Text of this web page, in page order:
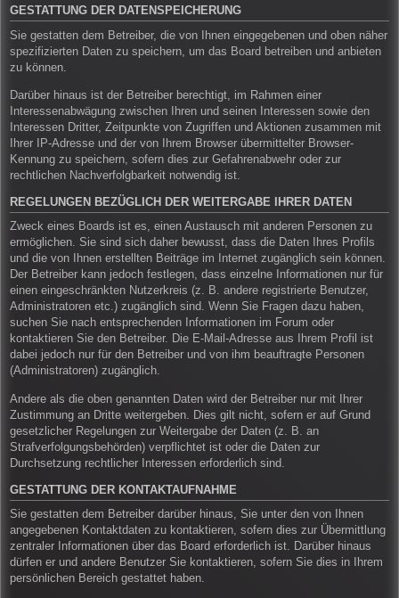
GESTATTUNG DER DATENSPEICHERUNG
Sie gestatten dem Betreiber, die von Ihnen eingegebenen und oben näher
spezifizierten Daten zu speichern, um das Board betreiben und anbieten
zu können.
Darüber hinaus ist der Betreiber berechtigt, im Rahmen einer
Interessenabwägung zwischen Ihren und seinen Interessen sowie den
Interessen Dritter, Zeitpunkte von Zugriffen und Aktionen zusammen mit
Ihrer IP-Adresse und der von Ihrem Browser übermittelter Browser-
Kennung zu speichern, sofern dies zur Gefahrenabwehr oder zur
rechtlichen Nachverfolgbarkeit notwendig ist.
REGELUNGEN BEZÜGLICH DER WEITERGABE IHRER DATEN
Zweck eines Boards ist es, einen Austausch mit anderen Personen zu
ermöglichen. Sie sind sich daher bewusst, dass die Daten Ihres Profils
und die von Ihnen erstellten Beiträge im Internet zugänglich sein können.
Der Betreiber kann jedoch festlegen, dass einzelne Informationen nur für
einen eingeschränkten Nutzerkreis (z. B. andere registrierte Benutzer,
Administratoren etc.) zugänglich sind. Wenn Sie Fragen dazu haben,
suchen Sie nach entsprechenden Informationen im Forum oder
kontaktieren Sie den Betreiber. Die E-Mail-Adresse aus Ihrem Profil ist
dabei jedoch nur für den Betreiber und von ihm beauftragte Personen
(Administratoren) zugänglich.
Andere als die oben genannten Daten wird der Betreiber nur mit Ihrer
Zustimmung an Dritte weitergeben. Dies gilt nicht, sofern er auf Grund
gesetzlicher Regelungen zur Weitergabe der Daten (z. B. an
Strafverfolgungsbehörden) verpflichtet ist oder die Daten zur
Durchsetzung rechtlicher Interessen erforderlich sind.
GESTATTUNG DER KONTAKTAUFNAHME
Sie gestatten dem Betreiber darüber hinaus, Sie unter den von Ihnen
angegebenen Kontaktdaten zu kontaktieren, sofern dies zur Übermittlung
zentraler Informationen über das Board erforderlich ist. Darüber hinaus
dürfen er und andere Benutzer Sie kontaktieren, sofern Sie dies in Ihrem
persönlichen Bereich gestattet haben.